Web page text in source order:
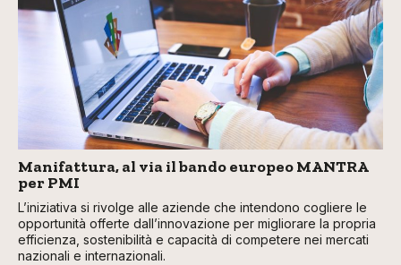
Manifattura, al via il bando europeo MANTRA
per PMI
L’iniziativa si rivolge alle aziende che intendono cogliere le
opportunità offerte dall’innovazione per migliorare la propria
efficienza, sostenibilità e capacità di competere nei mercati
nazionali e internazionali.